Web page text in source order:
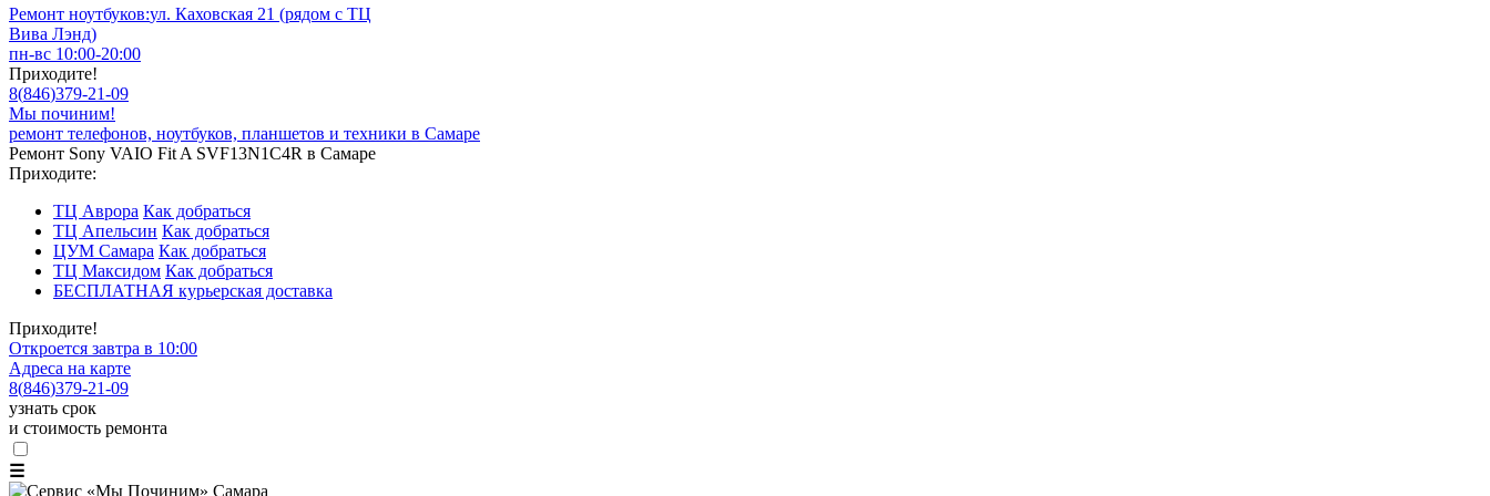
Ремонт ноутбуков:ул. Каховская 21 (рядом с ТЦ
Вива Лэнд)
пн-вс 10:00-20:00
Приходите!
8(846)379-21-09
Мы починим!
ремонт телефонов, ноутбуков, планшетов и техники в Самаре
Ремонт Sony VAIO Fit A SVF13N1C4R в Самаре
Приходите:
ТЦ Аврора Как добраться
ТЦ Апельсин Как добраться
ЦУМ Самара Как добраться
ТЦ Максидом Как добраться
БЕСПЛАТНАЯ курьерская доставка
Приходите!
Откроется завтра в 10:00
Адреса на карте
8(846)379-21-09
узнать срок
и стоимость ремонта
☰